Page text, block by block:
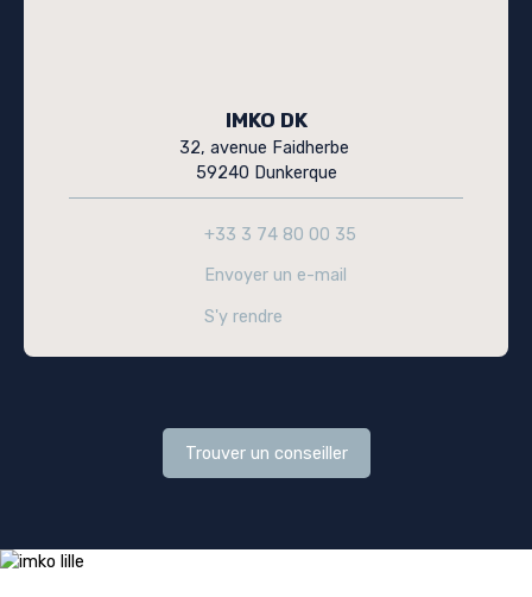
IMKO DK
32, avenue Faidherbe
59240 Dunkerque
+33 3 74 80 00 35
Envoyer un e-mail
S'y rendre
Trouver un conseiller